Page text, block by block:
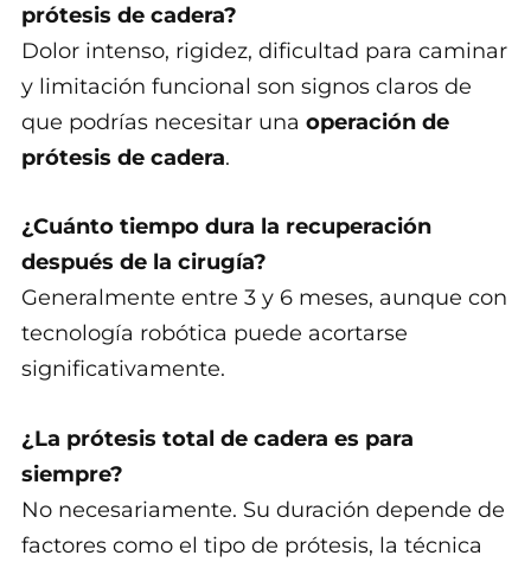
prótesis de cadera?
Dolor intenso, rigidez, dificultad para caminar
y limitación funcional son signos claros de
que podrías necesitar una operación de
prótesis de cadera.
¿Cuánto tiempo dura la recuperación
después de la cirugía?
Generalmente entre 3 y 6 meses, aunque con
tecnología robótica puede acortarse
significativamente.
¿La prótesis total de cadera es para
siempre?
No necesariamente. Su duración depende de
factores como el tipo de prótesis, la técnica